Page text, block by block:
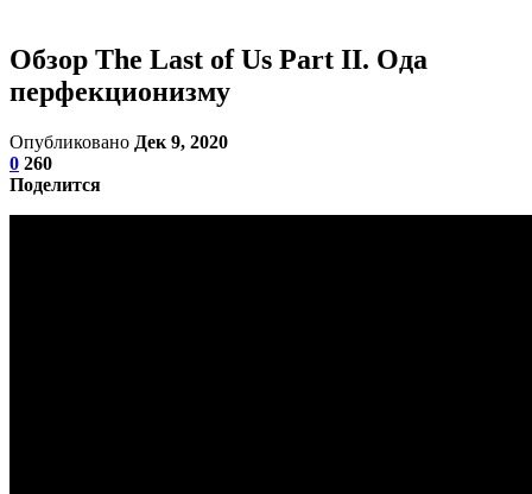
Обзор The Last of Us Part II. Ода
перфекционизму
Опубликовано Дек 9, 2020
0 260
Поделится